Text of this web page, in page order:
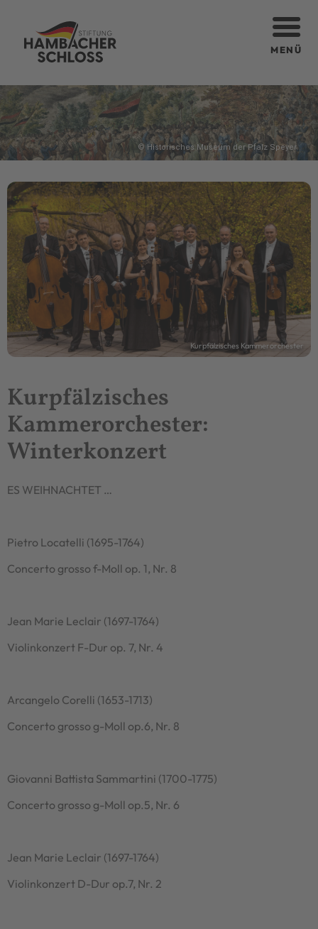
© Historisches Museum der Pfalz Speyer
Kurpfälzisches Kammerorchester
Kurpfälzisches
Kammerorchester:
Winterkonzert
ES WEIHNACHTET …
Pietro Locatelli (1695-1764)
Concerto grosso f-Moll op. 1, Nr. 8
Jean Marie Leclair (1697-1764)
Violinkonzert F-Dur op. 7, Nr. 4
Arcangelo Corelli (1653-1713)
Concerto grosso g-Moll op.6, Nr. 8
Giovanni Battista Sammartini (1700-1775)
Concerto grosso g-Moll op.5, Nr. 6
Jean Marie Leclair (1697-1764)
Violinkonzert D-Dur op.7, Nr. 2
MENÜ